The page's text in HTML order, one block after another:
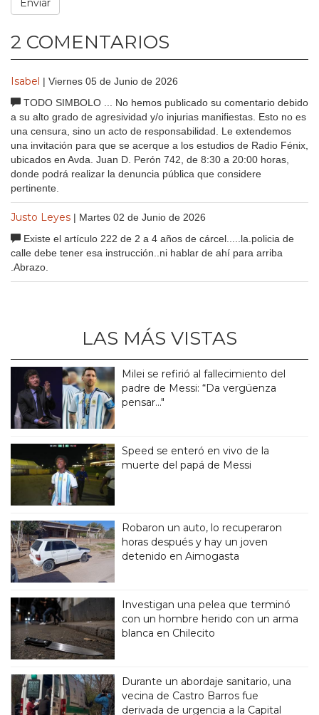
2 COMENTARIOS
Isabel | Viernes 05 de Junio de 2026
TODO SIMBOLO ... No hemos publicado su comentario debido
a su alto grado de agresividad y/o injurias manifiestas. Esto no es
una censura, sino un acto de responsabilidad. Le extendemos
una invitación para que se acerque a los estudios de Radio Fénix,
ubicados en Avda. Juan D. Perón 742, de 8:30 a 20:00 horas,
donde podrá realizar la denuncia pública que considere
pertinente.
Justo Leyes | Martes 02 de Junio de 2026
Existe el artículo 222 de 2 a 4 años de cárcel.....la.policia de
calle debe tener esa instrucción..ni hablar de ahí para arriba
.Abrazo.
LAS MÁS VISTAS
Milei se refirió al fallecimiento del
padre de Messi: “Da vergüenza
pensar..."
Speed se enteró en vivo de la
muerte del papá de Messi
Robaron un auto, lo recuperaron
horas después y hay un joven
detenido en Aimogasta
Investigan una pelea que terminó
con un hombre herido con un arma
blanca en Chilecito
Durante un abordaje sanitario, una
vecina de Castro Barros fue
derivada de urgencia a la Capital